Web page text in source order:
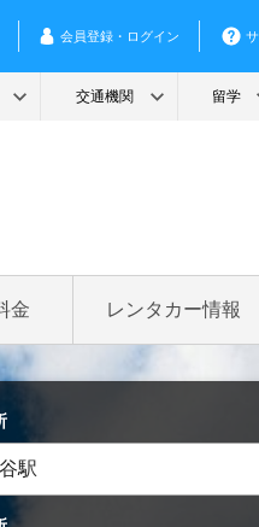
金 レンタカー情報
駅